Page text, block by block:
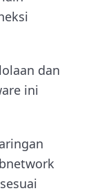
dan
ini